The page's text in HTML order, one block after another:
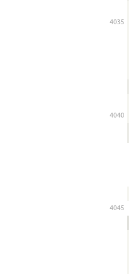
4035
4040
4045